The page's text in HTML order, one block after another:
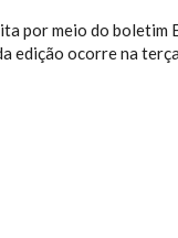
por meio do boletim
edição ocorre na